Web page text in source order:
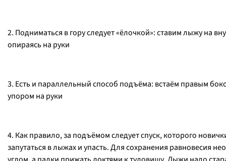
2. Подниматься в гору следует «ёлочкой»: ставим лыжу на
опираясь на руки
3. Есть и параллельный способ подъёма: встаём правым
упором на руки
4. Как правило, за подъёмом следует спуск, которого
запутаться в лыжах и упасть. Для сохранения равновесия